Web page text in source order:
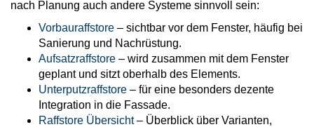
nach Planung auch andere Systeme sinnvoll sein:
Vorbauraffstore – sichtbar vor dem Fenster, häufig bei
Sanierung und Nachrüstung.
Aufsatzraffstore – wird zusammen mit dem Fenster
geplant und sitzt oberhalb des Elements.
Unterputzraffstore – für eine besonders dezente
Integration in die Fassade.
Raffstore Übersicht– Überblick über Varianten,